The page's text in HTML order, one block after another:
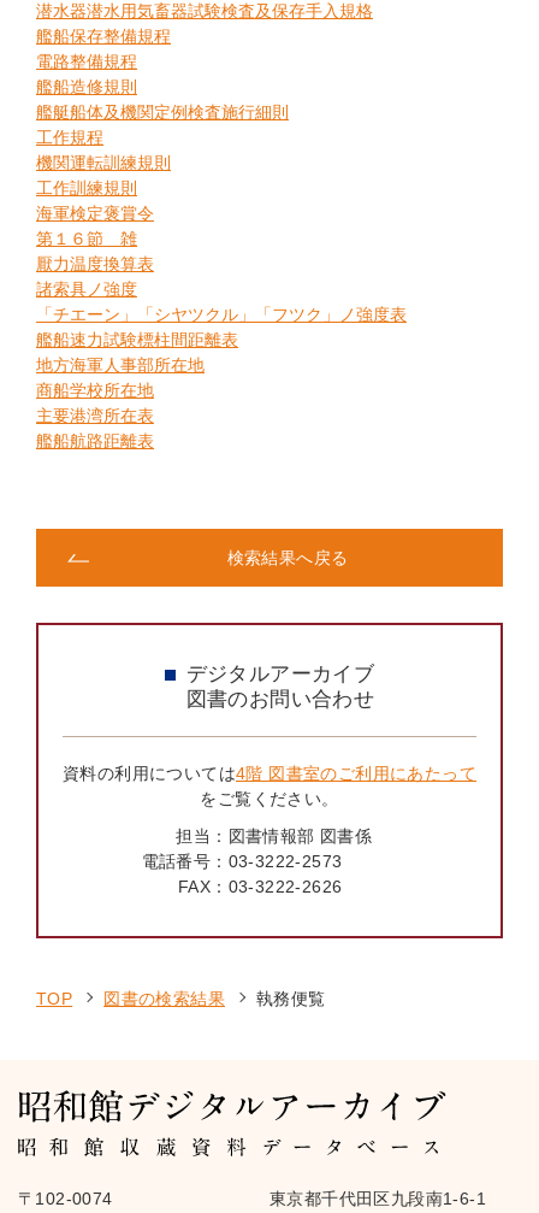
潜水器潜水用気畜器試験検査及保存手入規格
艦船保存整備規程
電路整備規程
艦船造修規則
艦艇船体及機関定例検査施行細則
工作規程
機関運転訓練規則
工作訓練規則
海軍検定褒賞令
第１６節 雑
厭力温度換算表
諸索具ノ強度
「チエーン」「シヤツクル」「フツク」ノ強度表
艦船速力試験標柱間距離表
地方海軍人事部所在地
商船学校所在地
主要港湾所在表
艦船航路距離表
検索結果へ戻る
デジタルアーカイブ
図書のお問い合わせ
資料の利用については4階 図書室のご利用にあたって
をご覧ください。
担当： 図書情報部 図書係
電話番号： 03-3222-2573
FAX： 03-3222-2626
TOP 図書の検索結果 執務便覧
〒102-0074 東京都千代田区九段南1-6-1